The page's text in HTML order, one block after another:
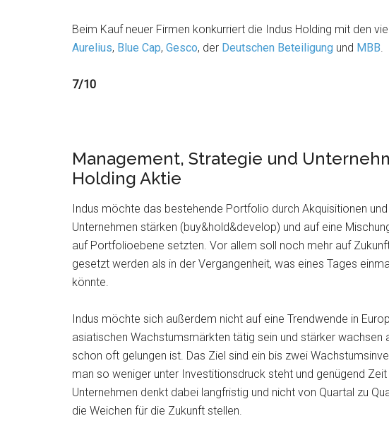
Beim Kauf neuer Firmen konkurriert die Indus Holding mit den
Aurelius, Blue Cap, Gesco, der Deutschen Beteiligung und MBB.
7/10
Management, Strategie und
Holding Aktie
Indus möchte das bestehende Portfolio durch Akquisitionen
Unternehmen stärken (buy&hold&develop) und auf eine
auf Portfolioebene setzten. Vor allem soll noch mehr auf
gesetzt werden als in der Vergangenheit, was eines Tages
könnte.
Indus möchte sich außerdem nicht auf eine Trendwende in
asiatischen Wachstumsmärkten tätig sein und stärker wachsen
schon oft gelungen ist. Das Ziel sind ein bis zwei
man so weniger unter Investitionsdruck steht und genügend
Unternehmen denkt dabei langfristig und nicht von Quartal zu
die Weichen für die Zukunft stellen.